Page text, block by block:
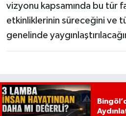
vizyonu kapsamında bu tür
etkinliklerinin süreceğini ve
genelinde